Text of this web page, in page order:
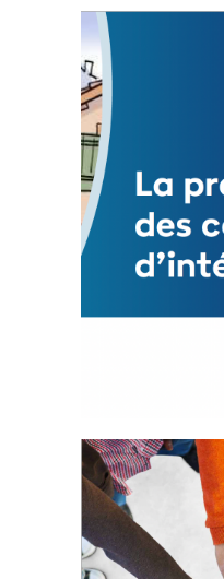
Statut de
3 avril 2024
Mise à jour avril 2024
FEUILLETER
La
d’intérêts
18 septembre 2023
FEUILLETER